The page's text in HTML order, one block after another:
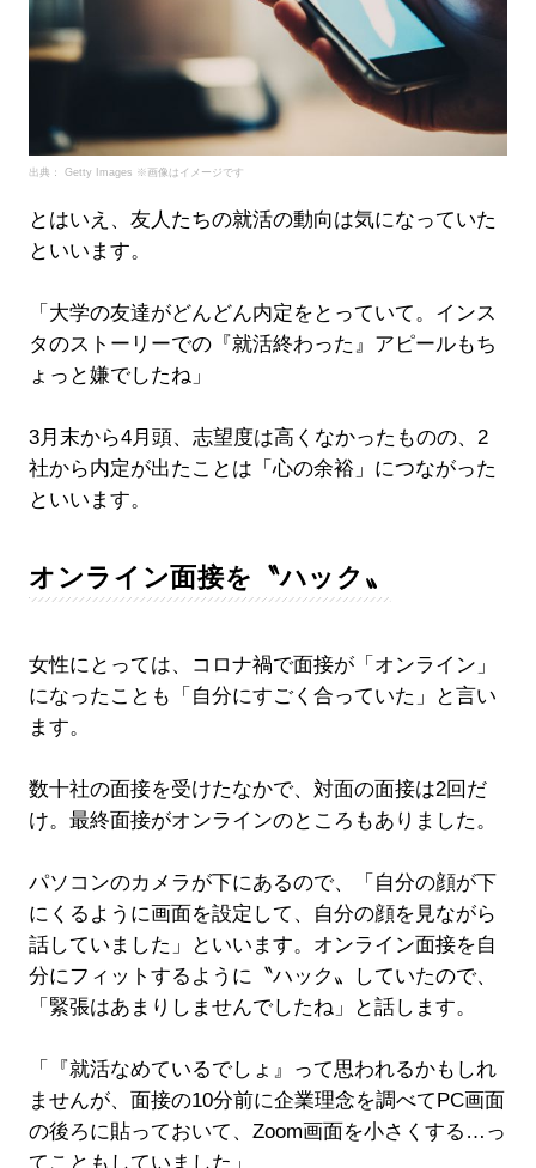
出典： Getty Images ※画像はイメージです
とはいえ、友人たちの就活の動向は気になっていた
といいます。
「大学の友達がどんどん内定をとっていて。インス
タのストーリーでの『就活終わった』アピールもち
ょっと嫌でしたね」
3月末から4月頭、志望度は高くなかったものの、2
社から内定が出たことは「心の余裕」につながった
といいます。
オンライン面接を〝ハック〟
女性にとっては、コロナ禍で面接が「オンライン」
になったことも「自分にすごく合っていた」と言い
ます。
数十社の面接を受けたなかで、対面の面接は2回だ
け。最終面接がオンラインのところもありました。
パソコンのカメラが下にあるので、「自分の顔が下
にくるように画面を設定して、自分の顔を見ながら
話していました」といいます。オンライン面接を自
分にフィットするように〝ハック〟していたので、
「緊張はあまりしませんでしたね」と話します。
「『就活なめているでしょ』って思われるかもしれ
ませんが、面接の10分前に企業理念を調べてPC画面
の後ろに貼っておいて、Zoom画面を小さくする…っ
てこともしていました」